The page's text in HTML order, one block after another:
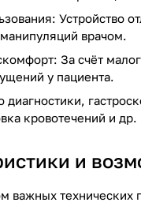
Устройство
врачом.
За счёт
у пациента.
кровотечений и др.
и
важных технических